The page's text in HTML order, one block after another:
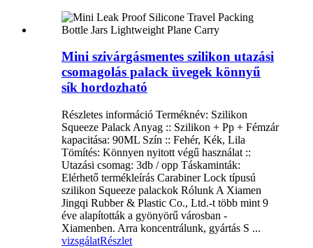
Mini szivárgásmentes szilikon utazási
csomagolás palack üvegek könnyű
sík hordozható
Részletes információ Terméknév: Szilikon
Squeeze Palack Anyag :: Szilikon + Pp + Fémzár
kapacitása: 90ML Szín :: Fehér, Kék, Lila
Tömítés: Könnyen nyitott végű használat ::
Utazási csomag: 3db / opp Táskaminták:
Elérhető termékleírás Carabiner Lock típusú
szilikon Squeeze palackok Rólunk A Xiamen
Jingqi Rubber & Plastic Co., Ltd.-t több mint 9
éve alapították a gyönyörű városban -
Xiamenben. Arra koncentrálunk, gyártás S ...
vizsgálatRészlet